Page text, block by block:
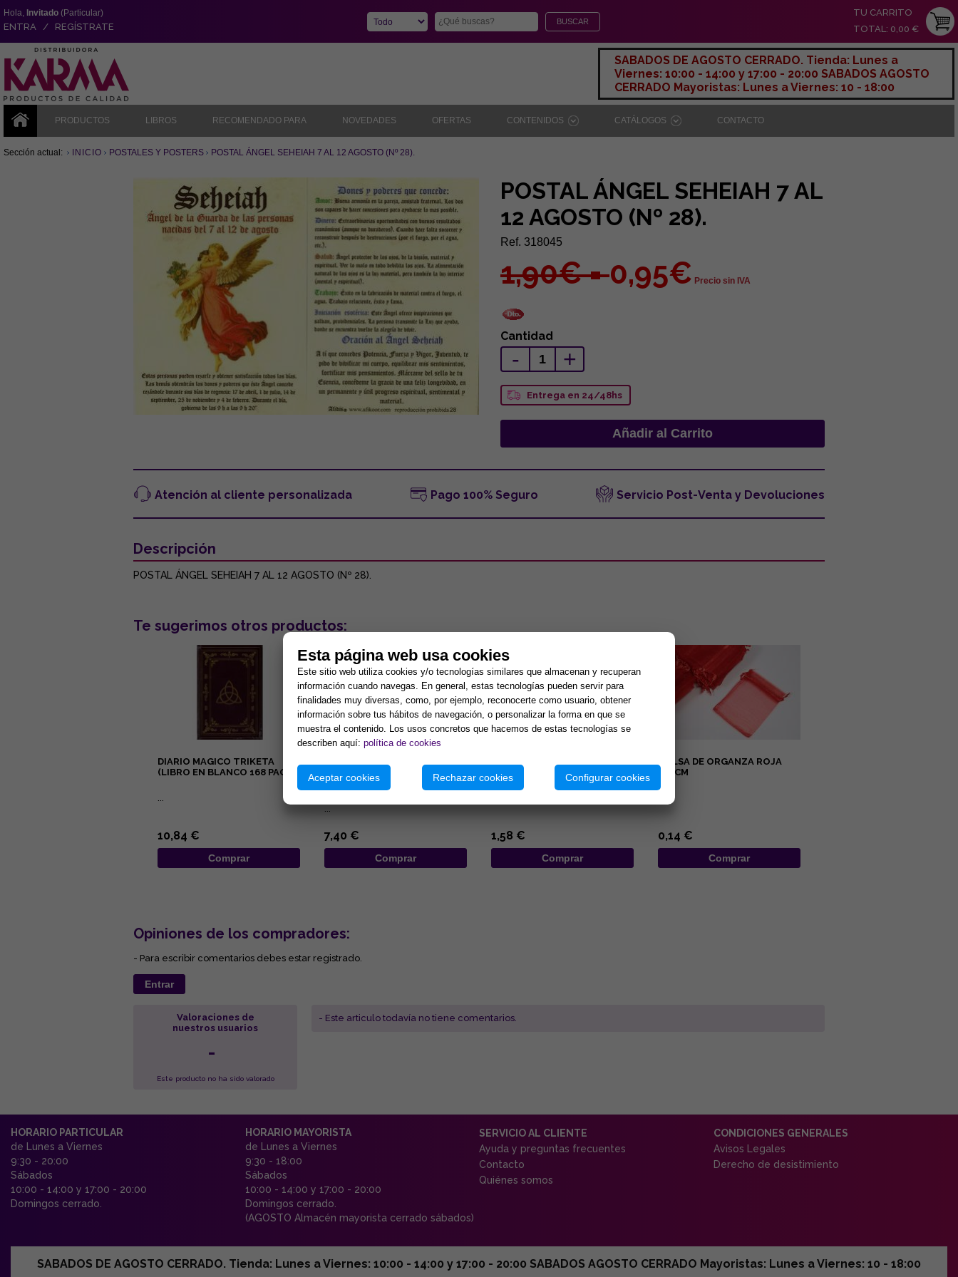
Hola, Invitado (Particular)
ENTRA / REGÍSTRATE
TU CARRITO
TOTAL: 0,00 €
SABADOS DE AGOSTO CERRADO. Tienda: Lunes a
Viernes: 10:00 - 14:00 y 17:00 - 20:00 SABADOS AGOSTO
CERRADO Mayoristas: Lunes a Viernes: 10 - 18:00
PRODUCTOS LIBROS RECOMENDADO PARA NOVEDADES OFERTAS CONTENIDOS CATÁLOGOS CONTACTO
Sección actual: INICIO POSTALES Y POSTERS POSTAL ÁNGEL SEHEIAH 7 AL 12 AGOSTO (Nº 28).
POSTAL ÁNGEL SEHEIAH 7 AL
12 AGOSTO (Nº 28).
Ref. 318045
1,90€ =0,95€ Precio sin IVA
Cantidad
- +
Entrega en 24/48hs
Atención al cliente personalizada Pago 100% Seguro Servicio Post-Venta y Devoluciones
Descripción
POSTAL ÁNGEL SEHEIAH 7 AL 12 AGOSTO (Nº 28).
Te sugerimos otros productos:
DIARIO MAGICO TRIKETA
(LIBRO EN BLANCO 168 PAG.)
...
10,84 €
Comprar
2026
...
7,40 €
Comprar
PENTACULO 8,5X6,5CM
1,58 €
Comprar
BOLSA DE ORGANZA ROJA
7X9CM
0,14 €
Comprar
Opiniones de los compradores:
- Para escribir comentarios debes estar registrado.
Entrar
Valoraciones de
nuestros usuarios
-
Este producto no ha sido valorado
- Este articulo todavía no tiene comentarios.
HORARIO PARTICULAR
de Lunes a Viernes
9:30 - 20:00
Sábados
10:00 - 14:00 y 17:00 - 20:00
Domingos cerrado.
HORARIO MAYORISTA
de Lunes a Viernes
9:30 - 18:00
Sábados
10:00 - 14:00 y 17:00 - 20:00
Domingos cerrado.
(AGOSTO Almacén mayorista cerrado sábados)
SERVICIO AL CLIENTE
Ayuda y preguntas frecuentes
Contacto
Quiénes somos
CONDICIONES GENERALES
Avisos Legales
Derecho de desistimiento
SABADOS DE AGOSTO CERRADO. Tienda: Lunes a Viernes: 10:00 - 14:00 y 17:00 - 20:00 SABADOS AGOSTO CERRADO Mayoristas: Lunes a Viernes: 10 - 18:00
Esta página web usa cookies
Este sitio web utiliza cookies y/o tecnologías similares que almacenan y recuperan
información cuando navegas. En general, estas tecnologías pueden servir para
finalidades muy diversas, como, por ejemplo, reconocerte como usuario, obtener
información sobre tus hábitos de navegación, o personalizar la forma en que se
muestra el contenido. Los usos concretos que hacemos de estas tecnologías se
describen aquí: política de cookies
Aceptar cookies Rechazar cookies Configurar cookies